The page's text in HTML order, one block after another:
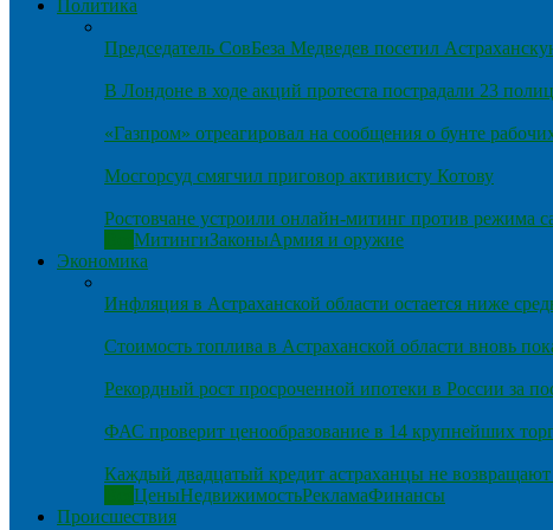
Политика
Председатель СовБеза Медведев посетил
В Лондоне в ходе акций протеста пострадали 23
«Газпром» отреагировал на сообщения о бунте
Мосгорсуд смягчил приговор активисту Котову
Ростовчане устроили онлайн-митинг против режима
МитингиЗаконыАрмия и оружие
Экономика
Инфляция в Астраханской области остается ниже
Стоимость топлива в Астраханской области вновь
Рекордный рост просроченной ипотеки в России за
ФАС проверит ценообразование в 14 крупнейших
Каждый двадцатый кредит астраханцы не возвращают
ЦеныНедвижимостьРекламаФинансы
Происшествия